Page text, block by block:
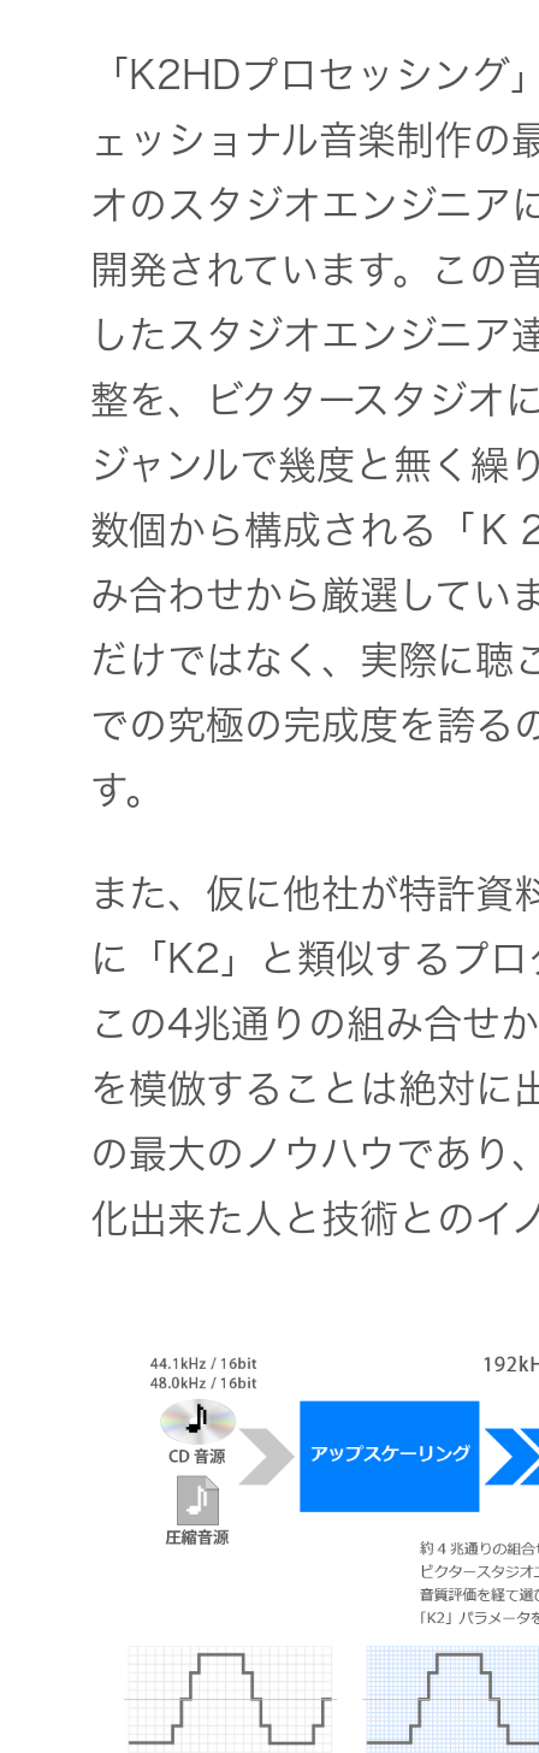
「K2HDプロセッシング
ェッショナル音楽制作の
オのスタジオエンジニア
開発されています。この
したスタジオエンジニア
整を、ビクタースタジオ
ジャンルで幾度と無く繰
数個から構成される「Ｋ
み合わせから厳選してい
だけではなく、実際に聴
での究極の完成度を誇る
す。
また、仮に他社が特許資
に「K2」と類似するプ
この4兆通りの組み合せ
を模倣することは絶対に
の最大のノウハウであり
化出来た人と技術とのイ